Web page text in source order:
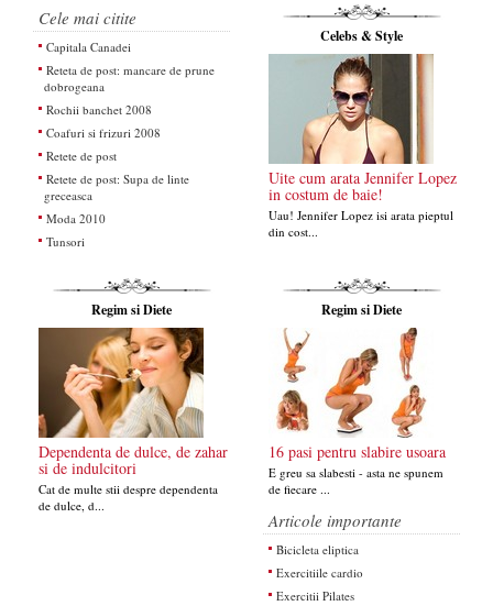
Cele mai citite
Capitala Canadei
Reteta de post: mancare de prune
dobrogeana
Rochii banchet 2008
Coafuri si frizuri 2008
Retete de post
Retete de post: Supa de linte
greceasca
Moda 2010
Tunsori
Celebs & Style
Uite cum arata Jennifer Lopez
in costum de baie!
Uau! Jennifer Lopez isi arata pieptul
din cost...
Regim si Diete
Dependenta de dulce, de zahar
si de indulcitori
Cat de multe stii despre dependenta
de dulce, d...
Regim si Diete
16 pasi pentru slabire usoara
E greu sa slabesti - asta ne spunem
de fiecare ...
Articole importante
Bicicleta eliptica
Exercitiile cardio
Exercitii Pilates